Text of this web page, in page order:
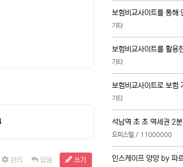
관리 답글 쓰기
기타
기타
기타
석남역 초 초 역세권 2분
오피스텔 / 11000000